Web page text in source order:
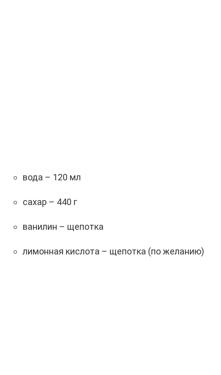
вода – 120 мл
сахар – 440 г
ванилин – щепотка
лимонная кислота – щепотка (по желанию)